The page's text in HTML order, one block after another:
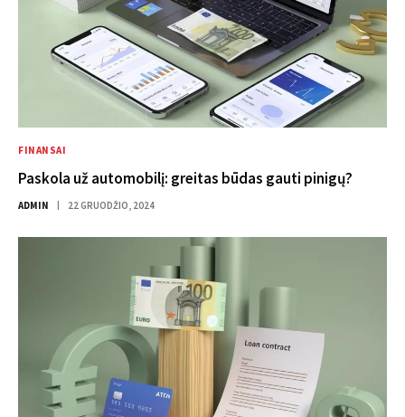
FINANSAI
Paskola už automobilį: greitas būdas gauti pinigų?
ADMIN 22 GRUODŽIO, 2024